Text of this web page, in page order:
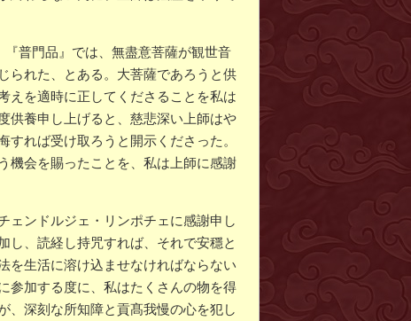
普門品』では、無盡意菩薩が観世音
られた、とある。大菩薩であろうと供
えを適時に正してくださることを私は
供養申し上げると、慈悲深い上師はや
れば受け取ろうと開示くださった。
機会を賜ったことを、私は上師に感謝
ェンドルジェ・リンポチェに感謝申し
し、読経し持咒すれば、それで安穩と
を生活に溶け込ませなければならない
参加する度に、私はたくさんの物を得
、深刻な所知障と貢髙我慢の心を犯し